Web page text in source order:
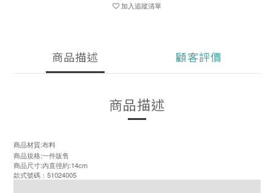
加入追蹤清單
商品描述 顧客評價
商品描述
商品材質:布料
商品規格:一件販售
商品尺寸:內直徑約:14cm
款式號碼：51024005